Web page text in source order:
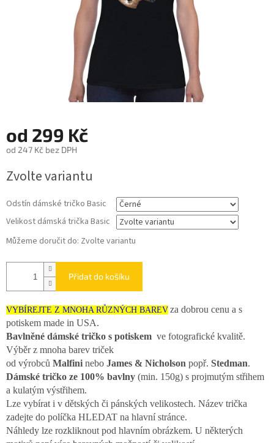
od 299 Kč
od 247 Kč bez DPH
cena:
Zvolte variantu
Odstín dámské tričko Basic
Velikost dámská trička Basic
Můžeme doručit do: Zvolte variantu
Přidat do košíku
VYBÍREJTE Z MNOHA RŮZNÝCH BAREV za dobrou cenu a s
potiskem made in USA.
Bavlněné dámské tričko s potiskem ve fotografické kvalitě.
Výběr z mnoha barev triček
od výrobců Malfini nebo James & Nicholson popř. Stedman.
Dámské tričko ze 100% bavlny (min. 150g) s projmutým střihem
a kulatým výstřihem.
Lze vybírat i v dětských či pánských velikostech. Název trička
zadejte do políčka HLEDAT na hlavní stránce.
Náhledy lze rozkliknout pod hlavním obrázkem. U některých